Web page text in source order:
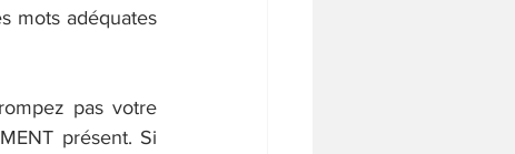
mots adéquates
pas votre
présent. Si